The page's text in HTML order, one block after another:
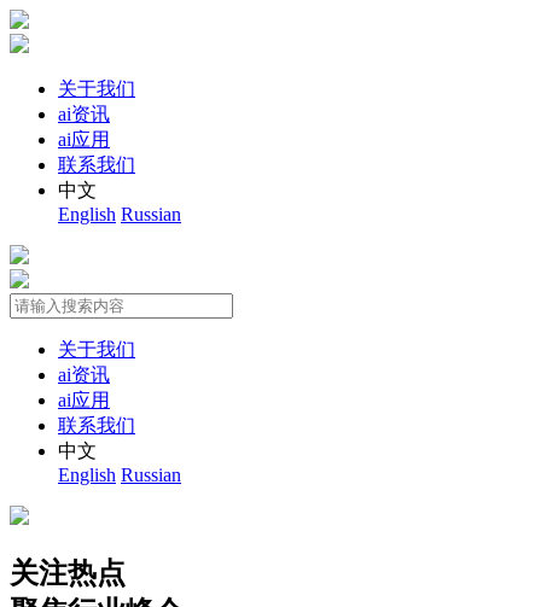
关于我们
ai资讯
ai应用
联系我们
中文
English Russian
关于我们
ai资讯
ai应用
联系我们
中文
English Russian
关注热点